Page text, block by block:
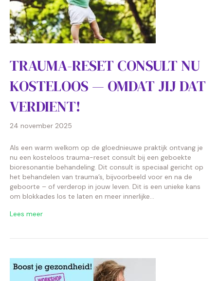
TRAUMA-RESET CONSULT NU
KOSTELOOS — OMDAT JIJ DAT
VERDIENT!
24 november 2025
Als een warm welkom op de gloednieuwe praktijk ontvang je
nu een kosteloos trauma-reset consult bij een geboekte
bioresonantie behandeling. Dit consult is speciaal gericht op
het behandelen van trauma’s, bijvoorbeeld voor en na de
geboorte – of verderop in jouw leven. Dit is een unieke kans
om blokkades los te laten en meer innerlijke…
Lees meer